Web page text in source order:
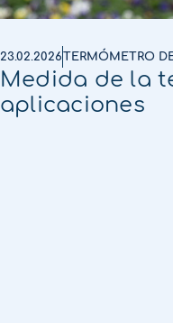
23.02.2026 TERMÓMETRO
Medida de la
aplicaciones